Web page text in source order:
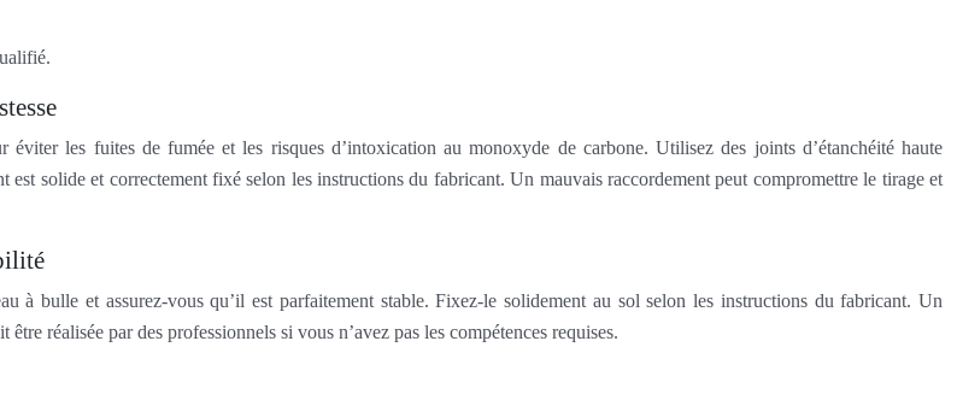
les fuites de fumée et les risques d’intoxication au monoxyde de carbone. Utilisez des joints d’étanchéité haute
est solide et correctement fixé selon les instructions du fabricant. Un mauvais raccordement peut compromettre le tirage et
à bulle et assurez-vous qu’il est parfaitement stable. Fixez-le solidement au sol selon les instructions du fabricant. Un
réalisée par des professionnels si vous n’avez pas les compétences requises.